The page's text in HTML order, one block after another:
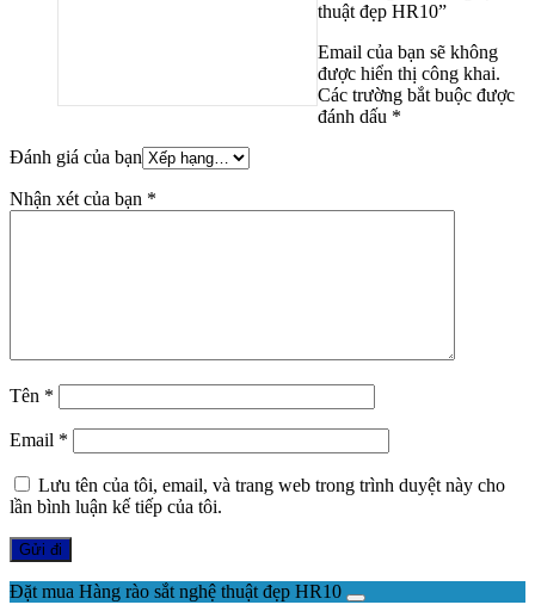
thuật đẹp HR10”
Email của bạn sẽ không
được hiển thị công khai.
Các trường bắt buộc được
đánh dấu *
Đánh giá của bạn
Nhận xét của bạn *
Tên *
Email *
Lưu tên của tôi, email, và trang web trong trình duyệt này cho
lần bình luận kế tiếp của tôi.
Đặt mua Hàng rào sắt nghệ thuật đẹp HR10